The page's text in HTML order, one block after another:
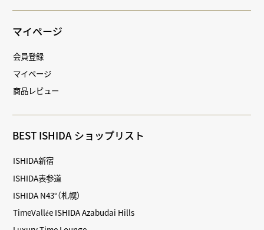
マイページ
会員登録
マイページ
商品レビュー
BEST ISHIDA ショップリスト
ISHIDA新宿
ISHIDA表参道
ISHIDA N43°（札幌）
TimeVallée ISHIDA Azabudai Hills